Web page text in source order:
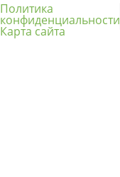
Политика
конфиденциальности
Карта сайта